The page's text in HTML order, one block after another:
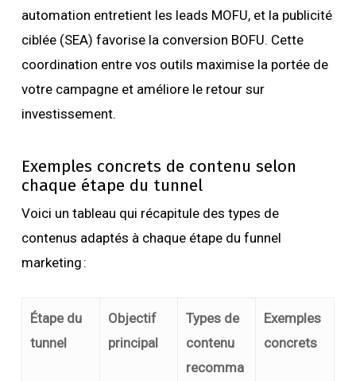
automation entretient les leads MOFU, et la publicité
ciblée (SEA) favorise la conversion BOFU. Cette
coordination entre vos outils maximise la portée de
votre campagne et améliore le retour sur
investissement.
Exemples concrets de contenu selon
chaque étape du tunnel
Voici un tableau qui récapitule des types de
contenus adaptés à chaque étape du funnel
marketing :
Étape du
tunnel
Objectif
principal
Types de
contenu
recomma
Exemples
concrets